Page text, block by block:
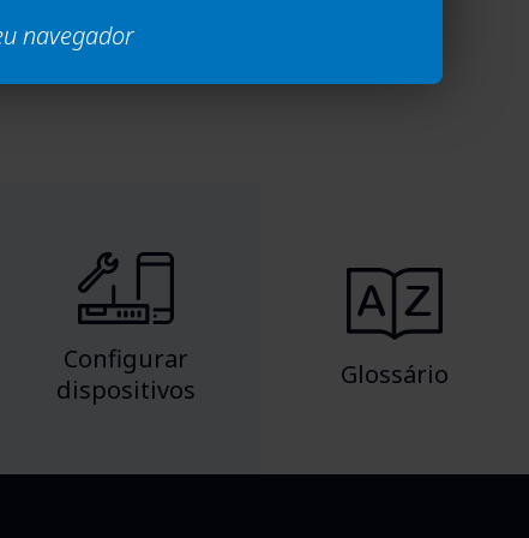
navegador
Configurar
dispositivos
Glossário